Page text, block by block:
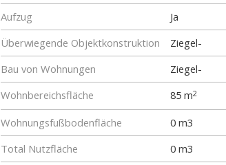
Aufzug
Ja
Überwiegende Objektkonstruktion
Ziegel-
Bau von Wohnungen
Ziegel-
Wohnbereichsfläche
85 m2
Wohnungsfußbodenfläche
0 m3
Total Nutzfläche
0 m3